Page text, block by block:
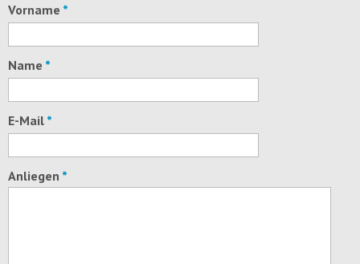
Pflichtfeld
Vorname *
Pflichtfeld
Name *
Pflichtfeld
E-Mail *
Pflichtfeld
Anliegen *